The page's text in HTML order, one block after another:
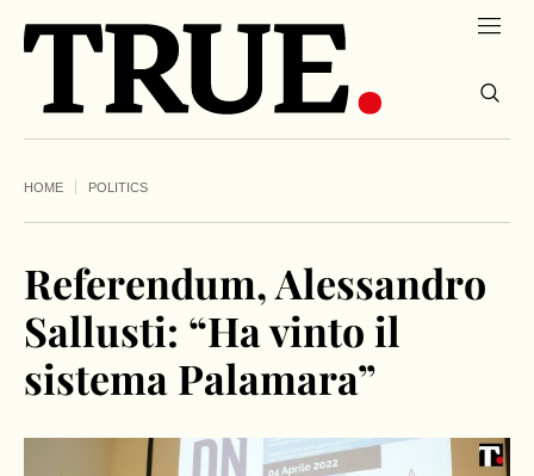
HOME POLITICS
Referendum, Alessandro
Sallusti: “Ha vinto il
sistema Palamara”